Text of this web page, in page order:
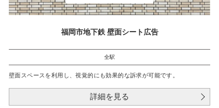
福岡市地下鉄 壁面シート広告
全駅
壁面スペースを利用し、視覚的にも効果的な訴求が可能です。
詳細を見る